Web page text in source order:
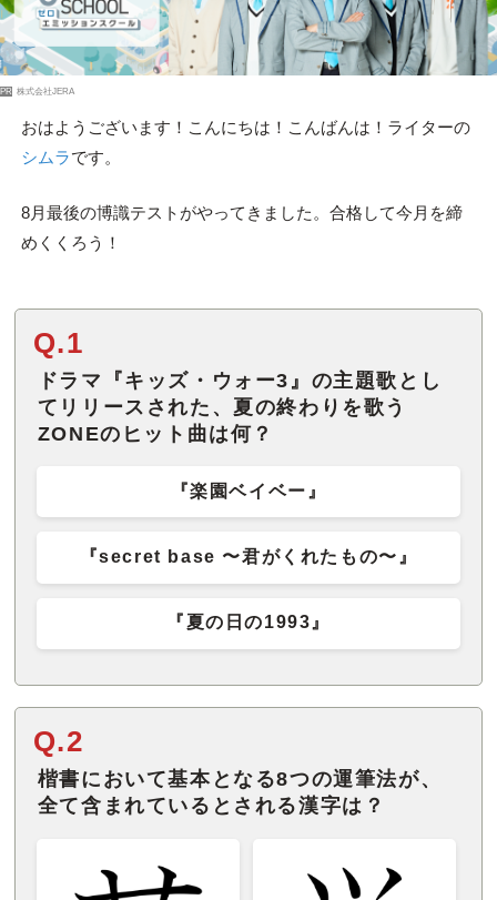
PR 株式会社JERA
おはようございます！こんにちは！こんばんは！ライターの
シムラです。
8月最後の博識テストがやってきました。合格して今月を締
めくくろう！
Q.1
ドラマ『キッズ・ウォー3』の主題歌とし
てリリースされた、夏の終わりを歌う
ZONEのヒット曲は何？
『楽園ベイベー』
『secret base 〜君がくれたもの〜』
『夏の日の1993』
Q.2
楷書において基本となる8つの運筆法が、
全て含まれているとされる漢字は？